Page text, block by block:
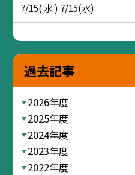
7/15( 水 ) 7/15(水)
過去記事
2026年度
2025年度
2024年度
2023年度
2022年度